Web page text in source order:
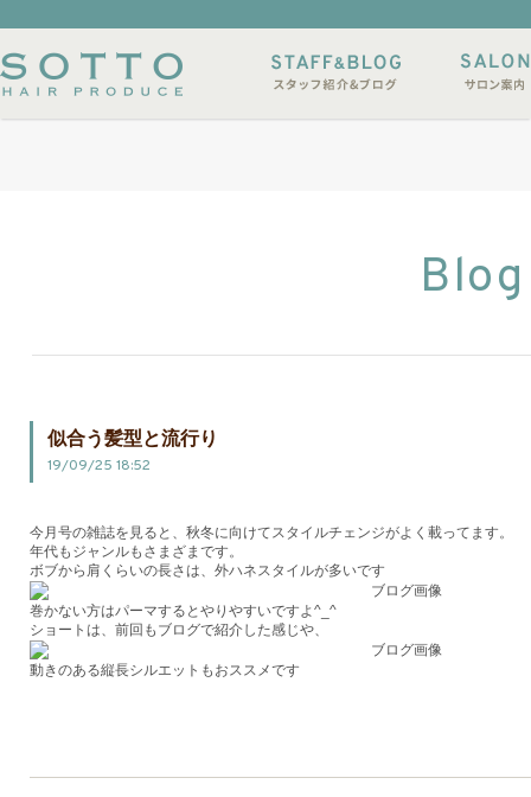
ルサンプル 店休日
Blog
似合う髪型と流行り
19/09/25 18:52
今月号の雑誌を見ると、秋冬に向けてスタイルチェンジがよく載ってます。
年代もジャンルもさまざまです。
ボブから肩くらいの長さは、外ハネスタイルが多いです
巻かない方はパーマするとやりやすいですよ^_^
ショートは、前回もブログで紹介した感じや、
動きのある縦長シルエットもおススメです